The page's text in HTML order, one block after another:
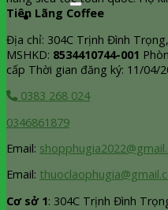
Tiên Lãng Coffee
Địa chỉ: 304C Trịnh Đình
MSHKD: 8534410744-001
cấp Thời gian đăng ký: 11/04/
0383 268 024
0346861879
Email:
Email:
Cơ sở 1: 304C Trịnh Đình